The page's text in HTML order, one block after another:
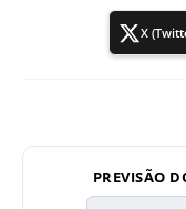
X
PREVISÃO